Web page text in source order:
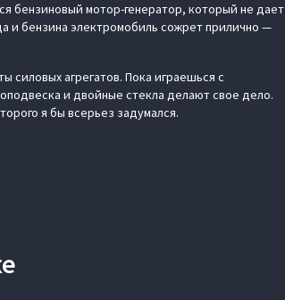
бензиновый мотор-генератор, который не дает
и бензина электромобиль сожрет прилично —
силовых агрегатов. Пока играешься с
и двойные стекла делают свое дело.
я бы всерьез задумался.